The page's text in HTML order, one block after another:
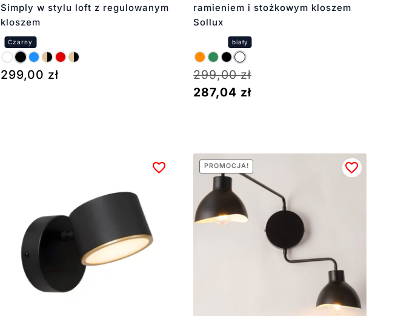
Simply w stylu loft z regulowanym
kloszem
299,00 zł
ramieniem i stożkowym kloszem
Sollux
299,00zł
287,04 zł
PROMOCJA!